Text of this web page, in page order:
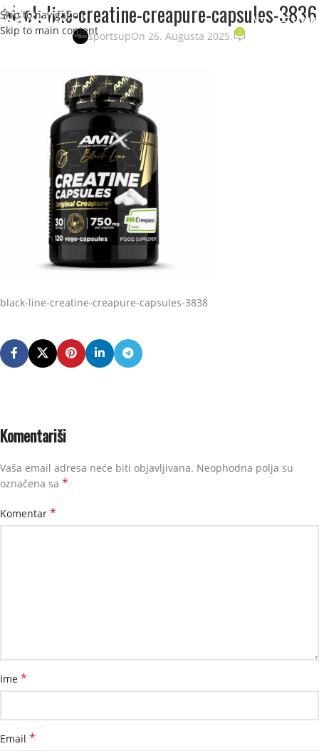
Skip to navigation
Skip to main content
black-line-creatine-creapure-capsules-3836
sportsupOn 26. Augusta 2025. 0
black-line-creatine-creapure-capsules-3838
Komentariši
Vaša email adresa neće biti objavljivana. Neophodna polja su
označena sa *
Komentar *
Ime *
Email *